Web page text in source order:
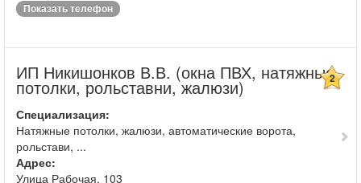
Показать телефон
ИП Никишонков В.В. (окна ПВХ, натяжные
потолки, рольставни, жалюзи) 2
Специализация:
Натяжные потолки, жалюзи, автоматические ворота,
рольстави, ...
Адрес:
Улица Рабочая, 103